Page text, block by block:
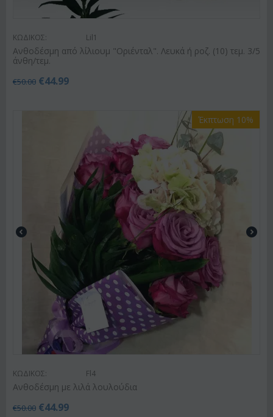
ΚΩΔΙΚΟΣ: Lil1
Ανθοδέσμη από λίλιουμ "Οριένταλ". Λευκά ή ροζ. (10) τεμ. 3/5
άνθη/τεμ.
€50.00 €44.99
Έκπτωση 10%
ΚΩΔΙΚΟΣ: Fl4
Ανθοδέσμη με λιλά λουλούδια
€50.00 €44.99